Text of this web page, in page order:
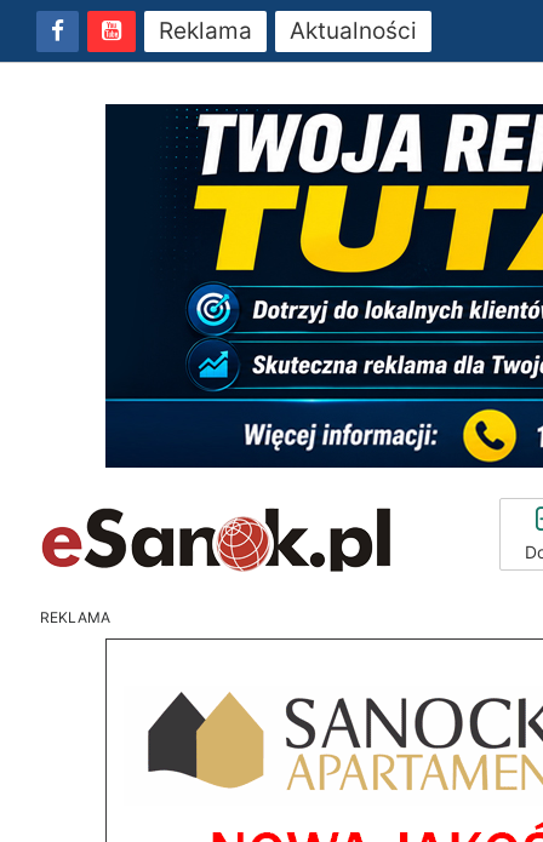
Reklama Aktualności
REKLAMA